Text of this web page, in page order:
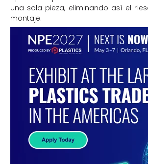
una sola pieza, eliminando así el
montaje.